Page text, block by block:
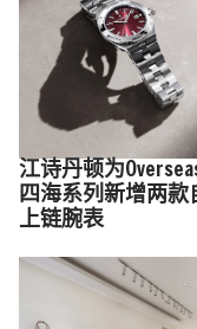
江诗丹顿为
四海系列新增两款
上链腕表